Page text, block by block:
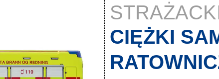
CIĘŻKI